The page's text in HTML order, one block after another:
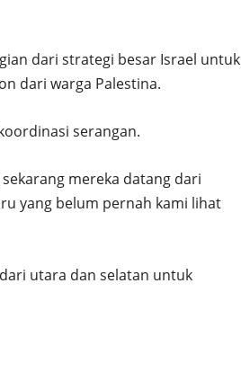
dari strategi besar Israel untuk
dari warga Palestina.
serangan.
mereka datang dari
yang belum pernah kami lihat
utara dan selatan untuk